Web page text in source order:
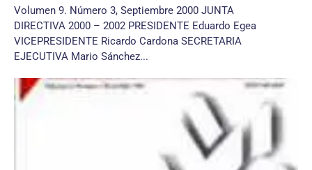
Volumen 9. Número 3, Septiembre 2000 JUNTA
DIRECTIVA 2000 – 2002 PRESIDENTE Eduardo Egea
VICEPRESIDENTE Ricardo Cardona SECRETARIA
EJECUTIVA Mario Sánchez...